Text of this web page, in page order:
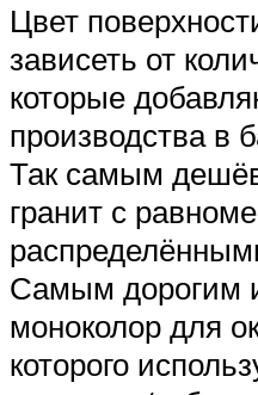
Цвет
зависеть от
которые
производства в
Так самым
гранит с
Самым дорогим
моноколор для
которого